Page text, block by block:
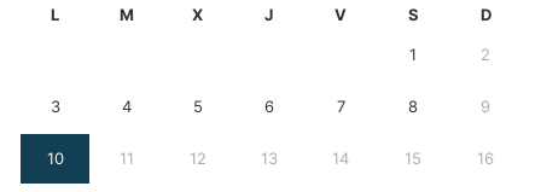
L M X J V S D
1 2
3 4 5 6 7 8 9
10 11 12 13 14 15 16